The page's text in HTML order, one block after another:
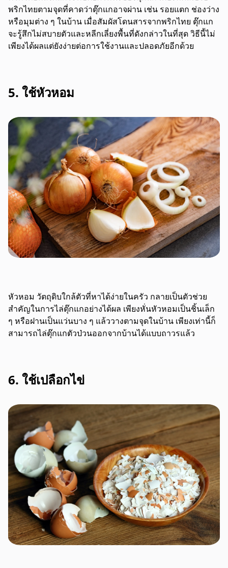
พริกไทยตามจุดที่คาดว่าตุ๊กแกอาจผ่าน เช่น รอยแตก ช่องว่าง
หรือมุมต่าง ๆ ในบ้าน เมื่อสัมผัสโดนสารจากพริกไทย ตุ๊กแก
จะรู้สึกไม่สบายตัวและหลีกเลี่ยงพื้นที่ดังกล่าวในที่สุด วิธีนี้ไม่
เพียงได้ผลแต่ยังง่ายต่อการใช้งานและปลอดภัยอีกด้วย
5. ใช้หัวหอม
หัวหอม วัตถุดิบใกล้ตัวที่หาได้ง่ายในครัว กลายเป็นตัวช่วย
สำคัญในการไล่ตุ๊กแกอย่างได้ผล เพียงหั่นหัวหอมเป็นชิ้นเล็ก
ๆ หรือฝานเป็นแว่นบาง ๆ แล้ววางตามจุดในบ้าน เพียงเท่านี้ก็
สามารถไล่ตุ๊กแกตัวป่วนออกจากบ้านได้แบบถาวรแล้ว
6. ใช้เปลือกไข่